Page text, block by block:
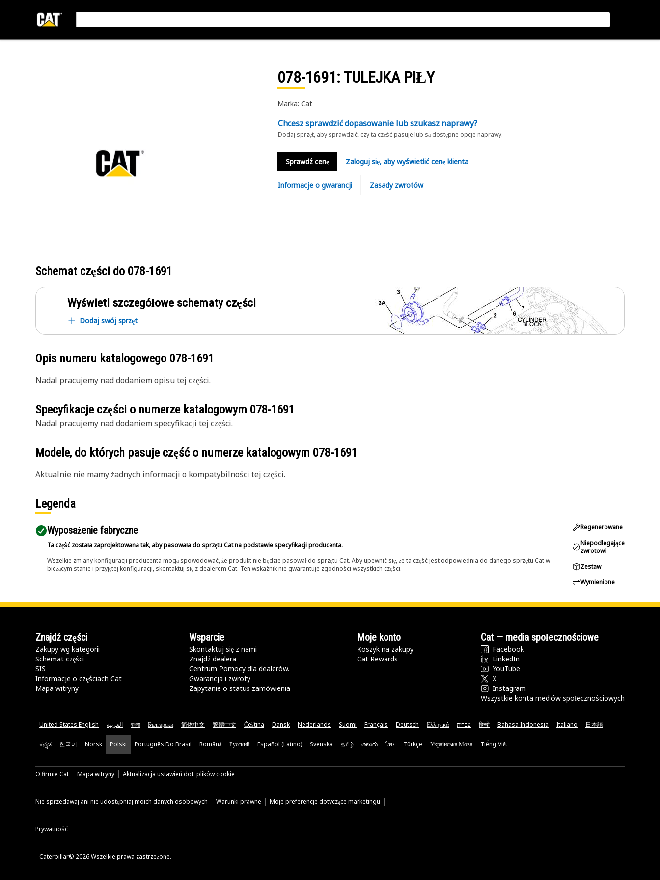
078-1691: TULEJKA PIŁY
Marka: Cat
Chcesz sprawdzić dopasowanie lub szukasz naprawy?
Dodaj sprzęt, aby sprawdzić, czy ta część pasuje lub są dostępne opcje naprawy.
Sprawdź cenę Zaloguj się, aby wyświetlić cenę klienta
Informacje o gwarancji Zasady zwrotów
Schemat części do 078-1691
Wyświetl szczegółowe schematy części
Dodaj swój sprzęt
Opis numeru katalogowego 078-1691
Nadal pracujemy nad dodaniem opisu tej części.
Specyfikacje części o numerze katalogowym 078-1691
Nadal pracujemy nad dodaniem specyfikacji tej części.
Modele, do których pasuje część o numerze katalogowym 078-1691
Aktualnie nie mamy żadnych informacji o kompatybilności tej części.
Legenda
Wyposażenie fabryczne
Ta część została zaprojektowana tak, aby pasowała do sprzętu Cat na podstawie specyfikacji producenta.
Wszelkie zmiany konfiguracji producenta mogą spowodować, że produkt nie będzie pasował do sprzętu Cat. Aby upewnić się, że ta część jest odpowiednia do danego sprzętu Cat w
bieżącym stanie i przyjętej konfiguracji, skontaktuj się z dealerem Cat. Ten wskaźnik nie gwarantuje zgodności wszystkich części.
Regenerowane
Niepodlegające
zwrotowi
Zestaw
Wymienione
Znajdź części
Zakupy wg kategorii
Schemat części
SIS
Informacje o częściach Cat
Mapa witryny
Wsparcie
Skontaktuj się z nami
Znajdź dealera
Centrum Pomocy dla dealerów.
Gwarancja i zwroty
Zapytanie o status zamówienia
Moje konto
Koszyk na zakupy
Cat Rewards
Cat — media społecznościowe
Facebook
LinkedIn
YouTube
X
Instagram
Wszystkie konta mediów społecznościowych
United States English العربية বাংলা Български 简体中文 繁體中文 Čeština Dansk Nederlands Suomi Français Deutsch Ελληνικά עברית हिन्दी Bahasa Indonesia Italiano 日本語
ಕನ್ನಡ 한국어 Norsk Polski Português Do Brasil Română Русский Español (Latino) Svenska தமிழ் తెలుగు ไทย Türkçe Українська Мова Tiếng Việt
O firmie Cat Mapa witryny Aktualizacja ustawień dot. plików cookie
Nie sprzedawaj ani nie udostępniaj moich danych osobowych Warunki prawne Moje preferencje dotyczące marketingu
Prywatność
Caterpillar© 2026 Wszelkie prawa zastrzeżone.